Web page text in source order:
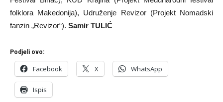
folklora Makedonija), Udruženje Revizor (Projekt Nomadski
fanzin „Revizor“). Samir TULIĆ
Podjeli ovo:
Facebook X WhatsApp
Ispis